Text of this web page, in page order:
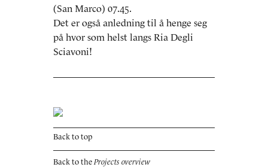
(San Marco) 07.45.
Det er også anledning til å henge seg
på hvor som helst langs Ria Degli
Sciavoni!
Back to top
Back to theProjects overview